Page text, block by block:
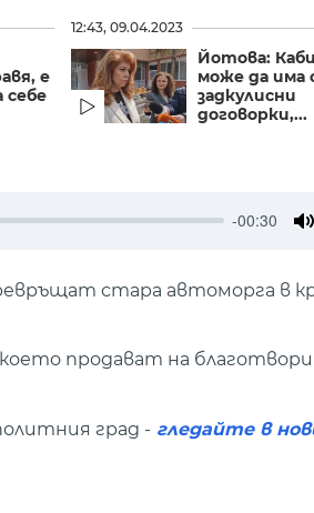
е
себе
12:43, 09.04.2023
Йотова:
може да има
задкулисни
договорки,...
-00:30
стара автоморга в
продават на
град - гледайте в